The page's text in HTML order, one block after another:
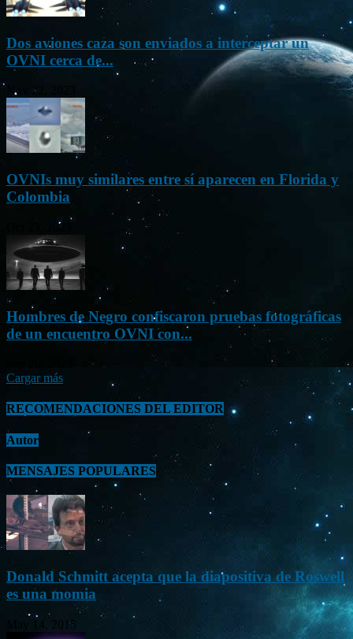
Dos aviones caza son enviados a interceptar un
OVNI cerca de...
Nov 22, 2023
OVNIs muy similares entre sí aparecen en Florida y
Colombia
Oct 23, 2023
Hombres de Negro confiscaron pruebas fotográficas
de un encuentro OVNI con...
Cargar más
RECOMENDACIONES DEL EDITOR
Autor
MENSAJES POPULARES
Donald Schmitt acepta que la diapositiva de Roswell
es una momia
May 14, 2015